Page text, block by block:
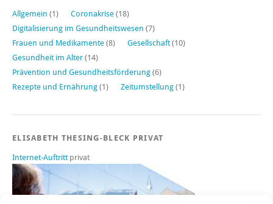
Allgemein (1) Coronakrise (18)
Digitalisierung im Gesundheitswesen (7)
Frauen und Medikamente (8) Gesellschaft (10)
Gesundheit im Alter (14)
Prävention und Gesundheitsförderung (6)
Rezepte und Ernährung (1) Zeitumstellung (1)
ELISABETH THESING-BLECK PRIVAT
Internet-Auftritt privat